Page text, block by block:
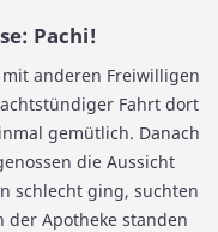
Pachi!
anderen Freiwilligen
Fahrt dort
gemütlich. Danach
die Aussicht
schlecht ging, suchten
Apotheke standen